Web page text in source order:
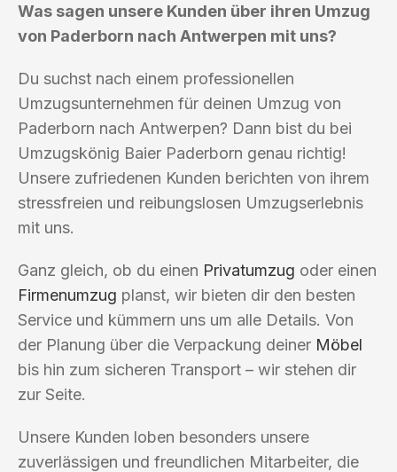
Was sagen unsere Kunden über ihren Umzug
von Paderborn nach Antwerpen mit uns?
Du suchst nach einem professionellen
Umzugsunternehmen für deinen Umzug von
Paderborn nach Antwerpen? Dann bist du bei
Umzugskönig Baier Paderborn genau richtig!
Unsere zufriedenen Kunden berichten von ihrem
stressfreien und reibungslosen Umzugserlebnis
mit uns.
Ganz gleich, ob du einen Privatumzug oder einen
Firmenumzug planst, wir bieten dir den besten
Service und kümmern uns um alle Details. Von
der Planung über die Verpackung deiner Möbel
bis hin zum sicheren Transport – wir stehen dir
zur Seite.
Unsere Kunden loben besonders unsere
zuverlässigen und freundlichen Mitarbeiter, die